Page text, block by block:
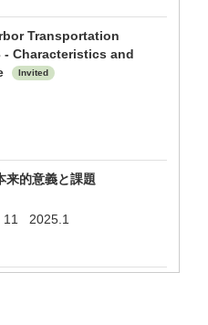
Transportation
Characteristics and
Invited
来的意義と課題
2025.1